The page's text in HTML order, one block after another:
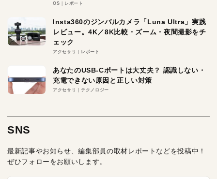
OS レポート
Insta360のジンバルカメラ「Luna Ultra」実践
レビュー。4K／8K比較・ズーム・夜間撮影をチ
ェック
アクセサリ レポート
あなたのUSB-Cポートは大丈夫？ 認識しない・
充電できない原因と正しい対策
アクセサリ テクノロジー
SNS
最新記事やお知らせ、編集部員の取材レポートなどを投稿中！
ぜひフォローをお願いします。